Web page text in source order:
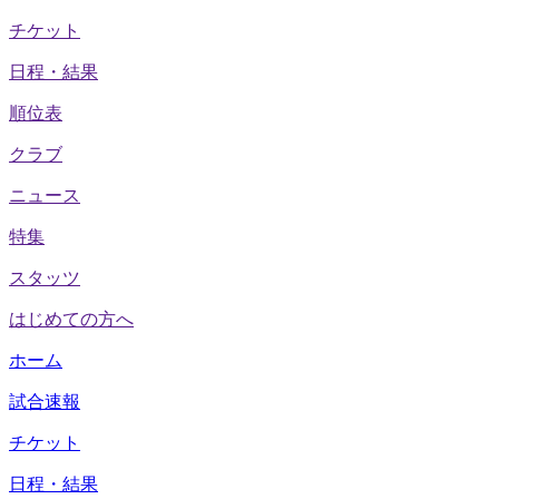
チケット
日程・結果
順位表
クラブ
ニュース
特集
スタッツ
はじめての方へ
ホーム
試合速報
チケット
日程・結果